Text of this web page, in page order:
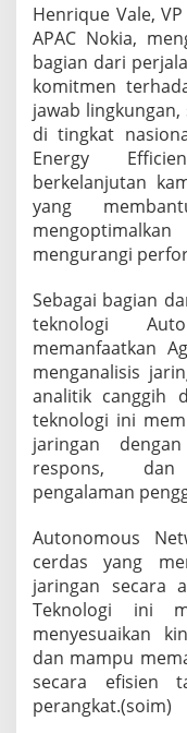
Henrique Vale,
APAC Nokia,
bagian dari
komitmen
jawab
di tingkat
Energy
berkelanjutan
yang
mengurangi
Sebagai bagian
teknologi
memanfaatkan
menganalisis
analitik canggih
teknologi ini
jaringan
respons, dan
pengalaman
Autonomous
cerdas yang
jaringan secara
Teknologi ini
menyesuaikan
dan mampu
secara efisien
perangkat.(soim)